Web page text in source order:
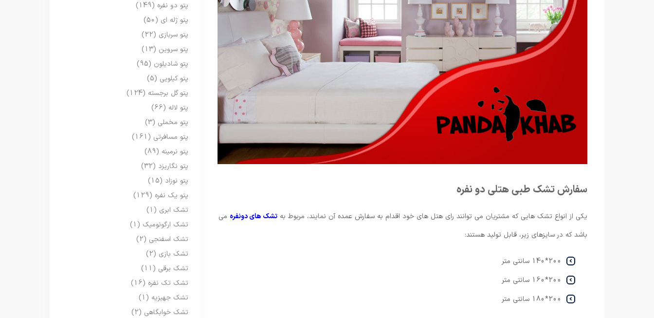
سفارش تشک طبی هتلی دو نفره
یکی از انواع تشک هایی که مشتریان می توانند رای هتل های خود اقدام به سفارش عمده آن نمایند، مربوط به تشک های دونفره می
باشد که در سایزهای زیر، قابل تولید هستند:
200*140 سانتی متر
200*160 سانتی متر
200*180 سانتی متر
پتو دو نفره (149)
پتو ژله ای (50)
پتو سربازی (22)
پتو سروین (13)
پتو شادیلون (95)
پتو کیلویی (5)
پتو گل برجسته (124)
پتو لاله (66)
پتو مخملی (3)
پتو مسافرتی (161)
پتو نرمینه (89)
پتو نگاریزد (32)
پتو نوزاد (15)
پتو یک نفره (129)
تشک ابری (1)
تشک ارگونومیک (1)
تشک اسفنجی (2)
تشک بازی (2)
تشک برقی (11)
تشک تک نفره (16)
تشک جهیزیه (1)
تشک خوابگاهی (2)